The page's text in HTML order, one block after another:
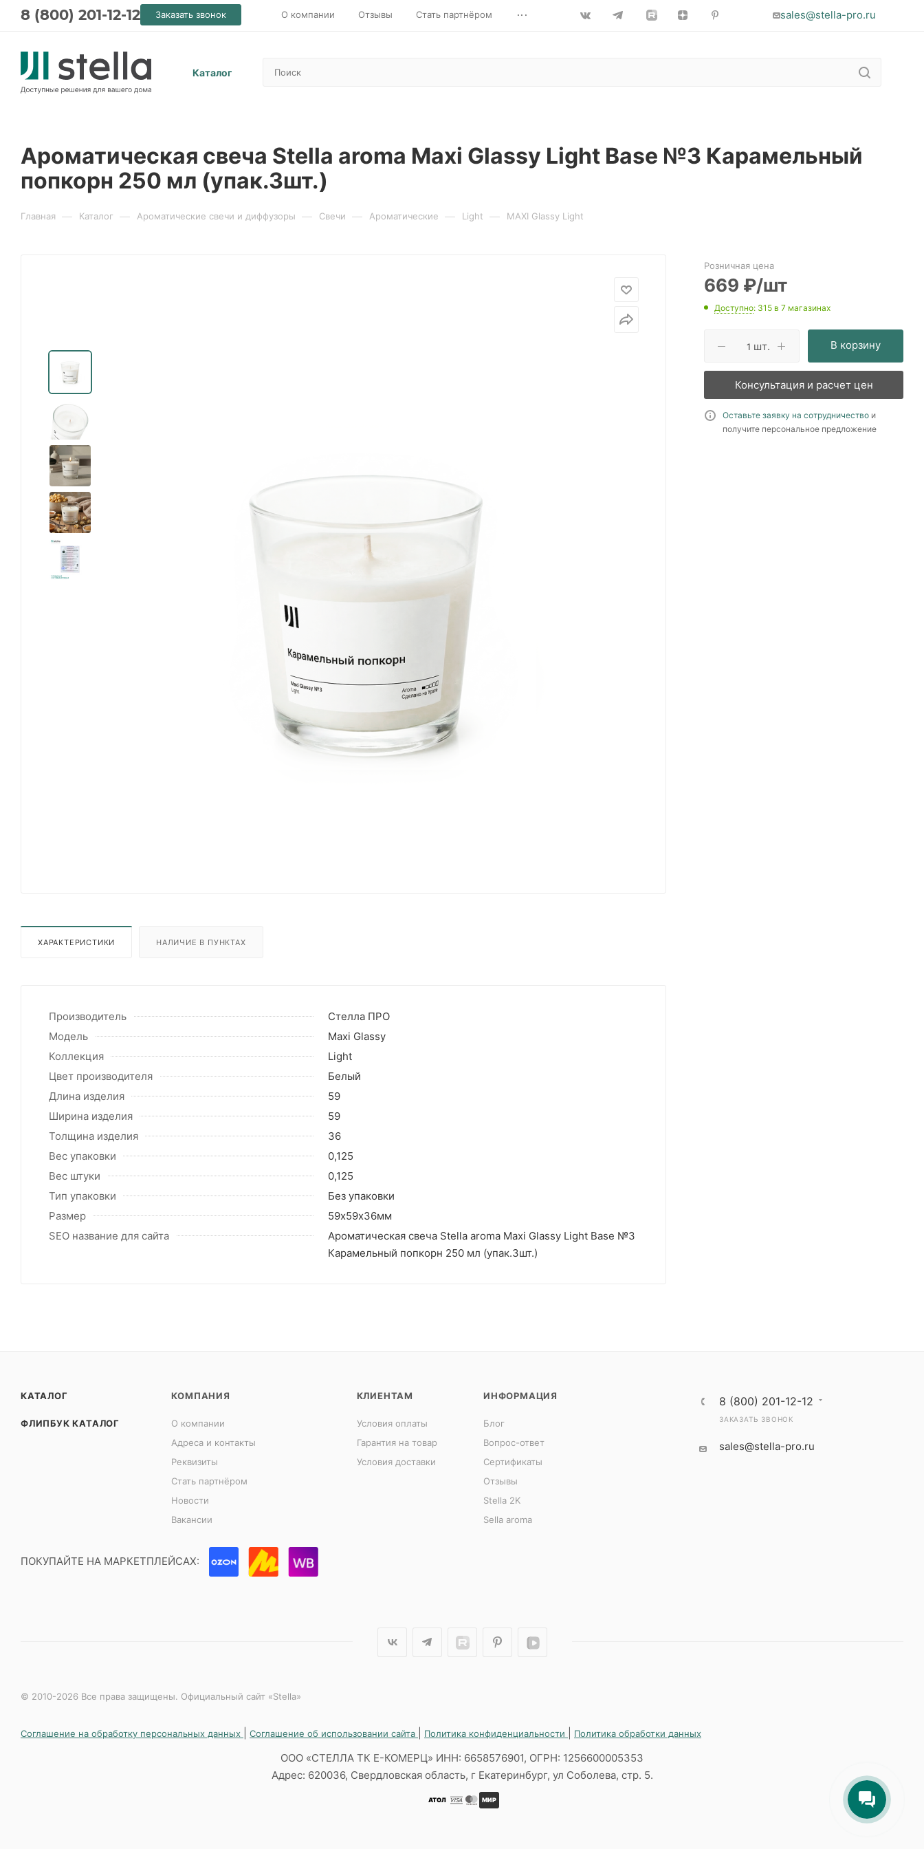
8 (800) 201-12-12 Заказать звонок О компании Отзывы Стать партнёром ... sales@stella-pro.ru
Каталог
Ароматическая свеча Stella aroma Maxi Glassy Light Base №3 Карамельный
попкорн 250 мл (упак.3шт.)
Главная — Каталог — Ароматические свечи и диффузоры — Свечи — Ароматические — Light — MAXI Glassy Light
ХАРАКТЕРИСТИКИ НАЛИЧИЕ В ПУНКТАХ
Производитель
Стелла ПРО
Модель
Maxi Glassy
Коллекция
Light
Цвет производителя
Белый
Длина изделия
59
Ширина изделия
59
Толщина изделия
36
Вес упаковки
0,125
Вес штуки
0,125
Тип упаковки
Без упаковки
Размер
59х59х36мм
SEO название для сайта
Ароматическая свеча Stella aroma Maxi Glassy Light Base №3
Карамельный попкорн 250 мл (упак.3шт.)
Розничная цена
669 ₽/шт
Доступно: 315 в 7 магазинах
шт. В корзину
Консультация и расчет цен
Оставьте заявку на сотрудничество и
получите персональное предложение
КАТАЛОГ
ФЛИПБУК КАТАЛОГ
КОМПАНИЯ
О компании
Адреса и контакты
Реквизиты
Стать партнёром
Новости
Вакансии
КЛИЕНТАМ
Условия оплаты
Гарантия на товар
Условия доставки
ИНФОРМАЦИЯ
Блог
Вопрос-ответ
Сертификаты
Отзывы
Stella 2K
Sella aroma
8 (800) 201-12-12
ЗАКАЗАТЬ ЗВОНОК
sales@stella-pro.ru
ПОКУПАЙТЕ НА МАРКЕТПЛЕЙСАХ:
© 2010-2026 Все права защищены. Официальный сайт «Stella»
Соглашение на обработку персональных данных Соглашение об использовании сайта Политика конфиденциальности Политика обработки данных
ООО «СТЕЛЛА ТК Е-КОМЕРЦ» ИНН: 6658576901, ОГРН: 1256600005353
Адрес: 620036, Свердловская область, г Екатеринбург, ул Соболева, стр. 5.
АТОЛ МИР